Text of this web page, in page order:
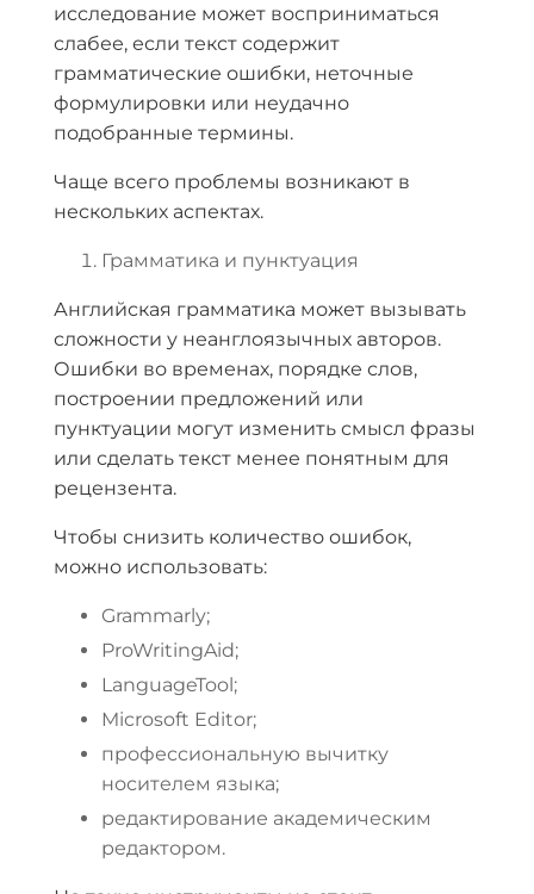
исследование может восприниматься
слабее, если текст содержит
грамматические ошибки, неточные
формулировки или неудачно
подобранные термины.
Чаще всего проблемы возникают в
нескольких аспектах.
Грамматика и пунктуация
Английская грамматика может вызывать
сложности у неанглоязычных авторов.
Ошибки во временах, порядке слов,
построении предложений или
пунктуации могут изменить смысл фразы
или сделать текст менее понятным для
рецензента.
Чтобы снизить количество ошибок,
можно использовать:
Grammarly;
ProWritingAid;
LanguageTool;
Microsoft Editor;
профессиональную вычитку
носителем языка;
редактирование академическим
редактором.